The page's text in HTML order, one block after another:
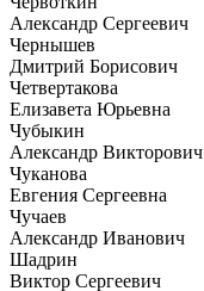
Александр Сергеевич
Чернышев
Дмитрий Борисович
Четвертакова
Елизавета Юрьевна
Чубыкин
Александр Викторович
Чуканова
Евгения Сергеевна
Чучаев
Александр Иванович
Шадрин
Виктор Сергеевич